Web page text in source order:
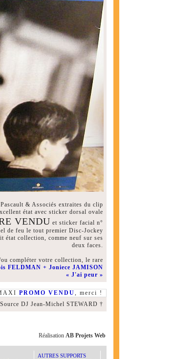
& Associés extraites du clip
état avec sticker dorsal ovale
VENDU et sticker facial n°
de feu le tout premier Disc-Jockey
état collection, comme neuf sur ses
deux faces.
compléter votre collection, le rare
FELDMAN + Joniece JAMISON
« J'ai peur »
PROMO VENDU, merci !
Source DJ Jean-Michel STEWARD †
Réalisation AB Projets Web
AUTRES SUPPORTS